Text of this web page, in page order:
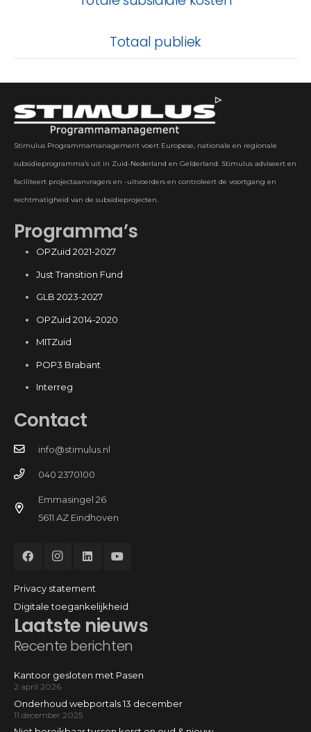
Totaal publiek
Stimulus Programmamanagement voert Europese, nationale en regionale
subsidieprogramma’s uit in Zuid-Nederland en Gelderland. Stimulus adviseert en
faciliteert projectaanvragers en -uitvoerders en controleert de voortgang en
rechtmatigheid van de subsidieprojecten.
Programma’s
OPZuid 2021-2027
Just Transition Fund
GLB 2023-2027
OPZuid 2014-2020
MITZuid
POP3 Brabant
Interreg
Laatste nieuws
Recente berichten
Kantoor gesloten met Pasen
2 april 2026
Onderhoud webportals 13 december
11 december 2025
Contact
info@stimulus.nl
040 2370100
Emmasingel 26
5611 AZ Eindhoven
Privacy statement
Digitale toegankelijkheid